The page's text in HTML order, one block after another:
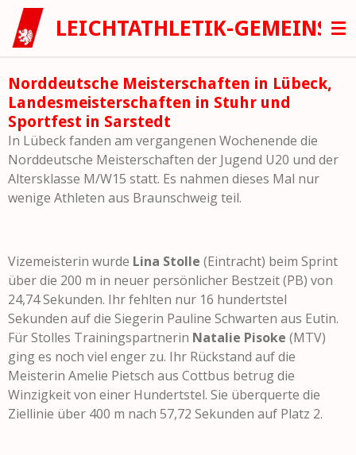
Zum
HauptinhaltLEICHTATHLETIK-
Norddeutsche Meisterschaften in Lübeck,
Landesmeisterschaften in Stuhr und
Sportfest in Sarstedt
In Lübeck fanden am vergangenen Wochenende die
Norddeutsche Meisterschaften der Jugend U20 und der
Altersklasse M/W15 statt. Es nahmen dieses Mal nur
wenige Athleten aus Braunschweig teil.
Vizemeisterin wurde Lina Stolle (Eintracht) beim Sprint
über die 200 m in neuer persönlicher Bestzeit (PB) von
24,74 Sekunden. Ihr fehlten nur 16 hundertstel
Sekunden auf die Siegerin Pauline Schwarten aus Eutin.
Für Stolles Trainingspartnerin Natalie Pisoke (MTV)
ging es noch viel enger zu. Ihr Rückstand auf die
Meisterin Amelie Pietsch aus Cottbus betrug die
Winzigkeit von einer Hundertstel. Sie überquerte die
Ziellinie über 400 m nach 57,72 Sekunden auf Platz 2.